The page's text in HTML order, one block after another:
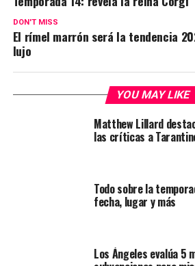
DON'T MISS
El rímel marrón será la tendencia
lujo
YOU MAY LIKE
Matthew Lillard
las críticas a
Todo sobre la
fecha, lugar y más
Los Ángeles evalúa 5